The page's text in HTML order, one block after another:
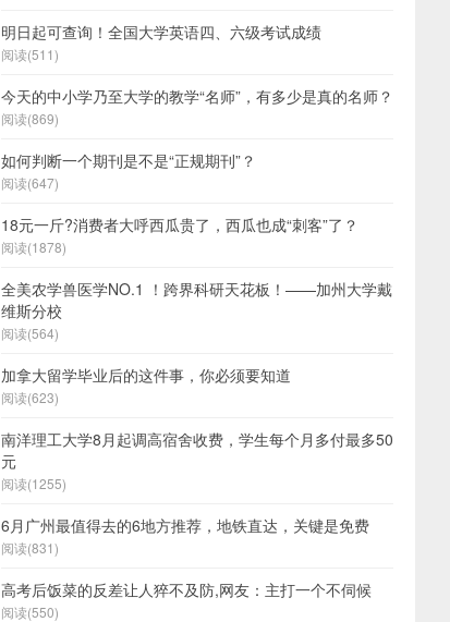
明日起可查询！全国大学英语四、六级考试成绩
阅读(511)
今天的中小学乃至大学的教学“名师”，有多少是真的名师？
阅读(869)
如何判断一个期刊是不是“正规期刊”？
阅读(647)
18元一斤?消费者大呼西瓜贵了，西瓜也成“刺客”了？
阅读(1878)
全美农学兽医学NO.1 ！跨界科研天花板！——加州大学戴
维斯分校
阅读(564)
加拿大留学毕业后的这件事，你必须要知道
阅读(623)
南洋理工大学8月起调高宿舍收费，学生每个月多付最多50
元
阅读(1255)
6月广州最值得去的6地方推荐，地铁直达，关键是免费
阅读(831)
高考后饭菜的反差让人猝不及防,网友：主打一个不伺候
阅读(550)